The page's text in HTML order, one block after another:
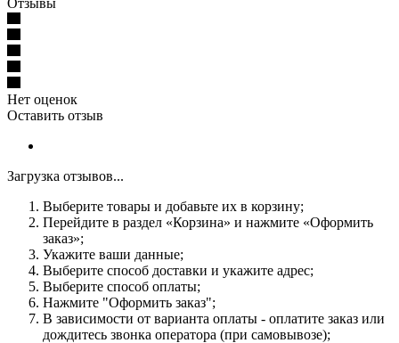
Нет оценок
Оставить отзыв
Загрузка отзывов...
Выберите товары и добавьте их в корзину;
Перейдите в раздел «Корзина» и нажмите «Оформить
заказ»;
Укажите ваши данные;
Выберите способ доставки и укажите адрес;
Выберите способ оплаты;
Нажмите "Оформить заказ";
В зависимости от варианта оплаты - оплатите заказ или
дождитесь звонка оператора (при самовывозе);